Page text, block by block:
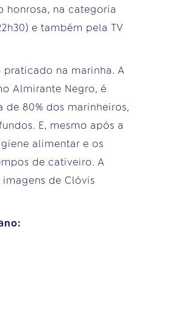
honrosa, na categoria
e também pela TV
na marinha. A
Almirante Negro, é
80% dos marinheiros,
E, mesmo após a
alimentar e os
de cativeiro. A
de Clóvis